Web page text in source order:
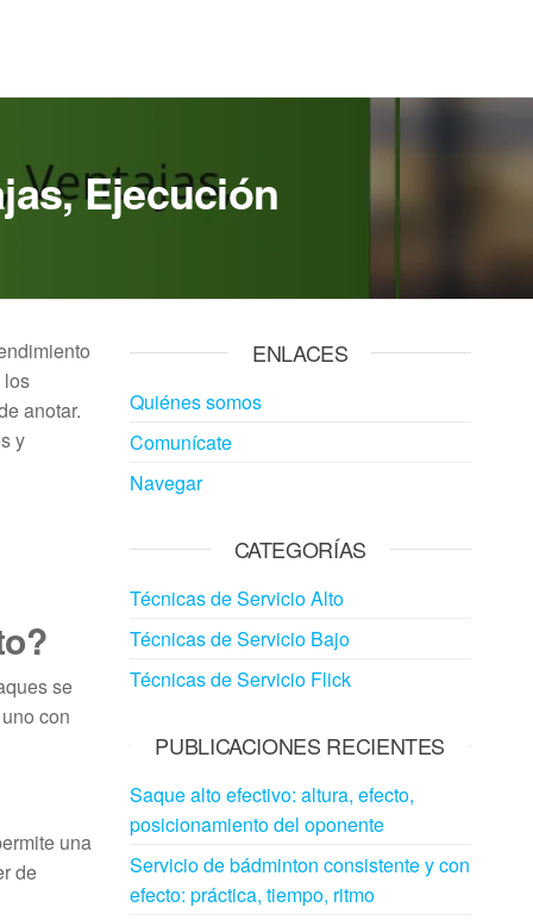
Ejecución
los
anotar.
y
se
con
una
de
ENLACES
Quiénes somos
Comunícate
Navegar
CATEGORÍAS
Técnicas de Servicio Alto
Técnicas de Servicio Bajo
Técnicas de Servicio Flick
PUBLICACIONES RECIENTES
Saque alto efectivo: altura, efecto,
posicionamiento del oponente
Servicio de bádminton consistente y con
efecto: práctica, tiempo, ritmo